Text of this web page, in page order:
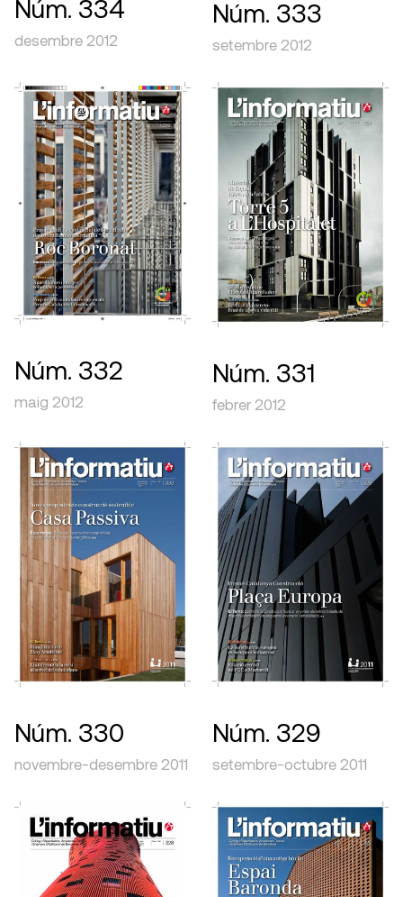
Núm. 334
desembre 2012
Núm. 333
setembre 2012
Núm. 332
maig 2012
Núm. 331
febrer 2012
Núm. 330
novembre-desembre 2011
Núm. 329
setembre-octubre 2011